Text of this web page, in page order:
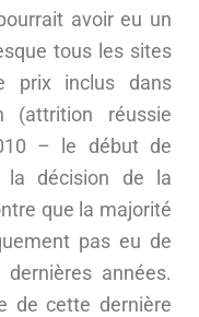
avoir eu un
tous les sites
prix inclus dans
(attrition réussie
– le début de
la décision de la
que la majorité
pas eu de
années.
de cette dernière